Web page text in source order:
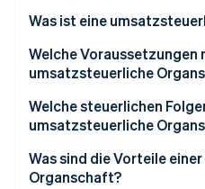
Erfahren Sie,
Jetzt ansehen
Was ist eine
Welche Voraussetzungen
umsatzsteuerliche
Kann man wählen, ob man
Organschaft bilden
Welche steuerlichen
umsatzsteuerliche
Was sind die Vorteile
Organschaft?